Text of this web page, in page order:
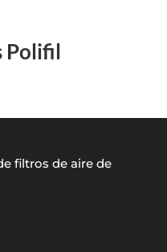
Polifil
filtros de aire de